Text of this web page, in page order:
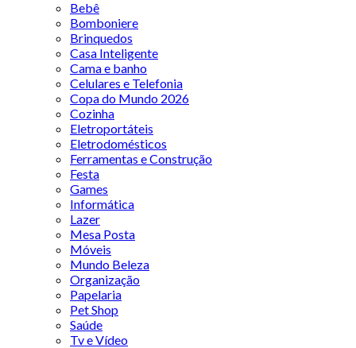
Bebê
Bomboniere
Brinquedos
Casa Inteligente
Cama e banho
Celulares e Telefonia
Copa do Mundo 2026
Cozinha
Eletroportáteis
Eletrodomésticos
Ferramentas e Construção
Festa
Games
Informática
Lazer
Mesa Posta
Móveis
Mundo Beleza
Organização
Papelaria
Pet Shop
Saúde
Tv e Vídeo